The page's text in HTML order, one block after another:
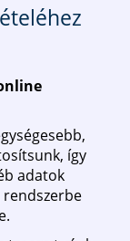
így
adatok
rendszerbe